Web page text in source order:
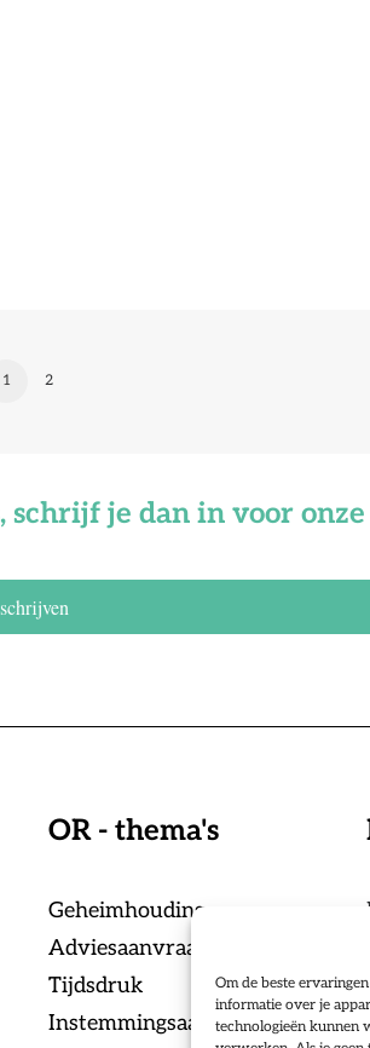
Om de beste
informatie over je
technologieën kunnen
1 2
je dan in voor
OR - thema's
Geheimhouding
Adviesaanvraag
Tijdsdruk
Instemmingsaanvraag